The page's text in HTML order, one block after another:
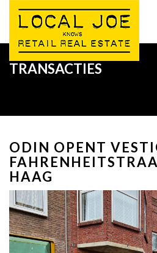
TRANSACTIES
ODIN OPENT
HAAG